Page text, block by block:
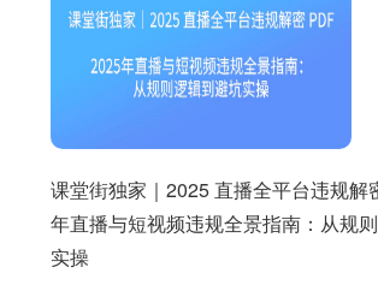
课堂街独家｜2025 直播全平台违规解
年直播与短视频违规全景指南：从规
实操